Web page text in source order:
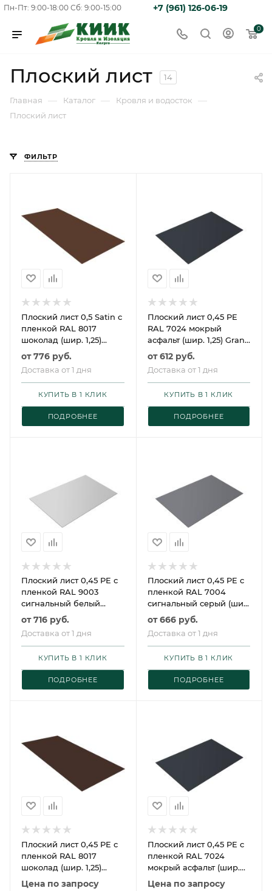
Пн-Пт: 9:00-18:00 Сб: 9:00-15:00 +7 (961) 126-06-19
0
Плоский лист 14
Главная — Каталог — Кровля и водосток —
Плоский лист
ФИЛЬТР
Плоский лист 0,5 Satin с
пленкой RAL 8017
шоколад (шир. 1,25)
Grand Line
от776 руб.
Доставка от 1 дня
ПОДРОБНЕЕ
КУПИТЬ В 1 КЛИК
Плоский лист 0,45 PE
RAL 7024 мокрый
асфальт (шир. 1,25) Grand
Line
от612 руб.
Доставка от 1 дня
ПОДРОБНЕЕ
КУПИТЬ В 1 КЛИК
Плоский лист 0,45 PE с
пленкой RAL 9003
сигнальный белый
(шир. 1,25) Grand Line
от716 руб.
Доставка от 1 дня
ПОДРОБНЕЕ
КУПИТЬ В 1 КЛИК
Плоский лист 0,45 PE с
пленкой RAL 7004
сигнальный серый (шир.
1,25) Grand Line
от666 руб.
Доставка от 1 дня
ПОДРОБНЕЕ
КУПИТЬ В 1 КЛИК
Плоский лист 0,45 PE с
пленкой RAL 8017
шоколад (шир. 1,25)
Grand Line
Цена по запросу
Плоский лист 0,45 PE с
пленкой RAL 7024
мокрый асфальт (шир.
1,25) Grand Line
Цена по запросу